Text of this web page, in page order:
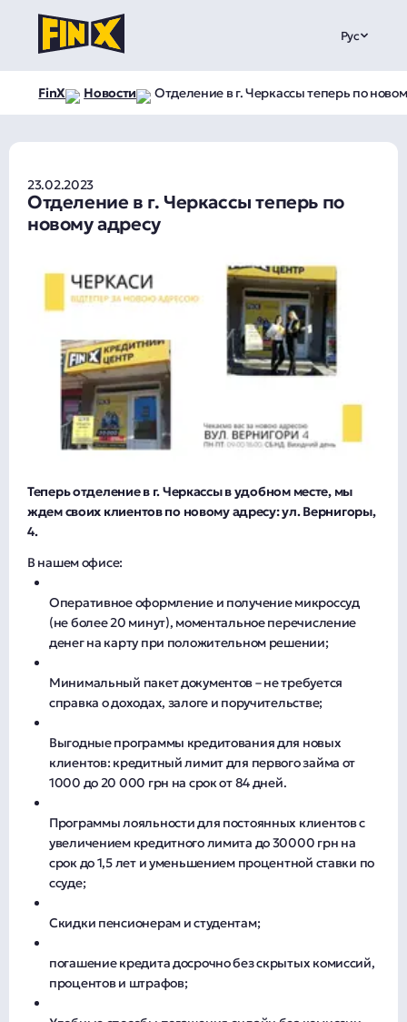
Рус
FinX Новости Отделение в г. Черкассы теперь по
23.02.2023
Отделение в г. Черкассы теперь по
новому адресу
Теперь отделение в г. Черкассы в удобном месте, мы
ждем своих клиентов по новому адресу: ул. Вернигоры,
4.
В нашем офисе:
Оперативное оформление и получение микроссуд
(не более 20 минут), моментальное перечисление
денег на карту при положительном решении;
Минимальный пакет документов – не требуется
справка о доходах, залоге и поручительстве;
Выгодные программы кредитования для новых
клиентов: кредитный лимит для первого займа от
1000 до 20 000 грн на срок от 84 дней.
Программы лояльности для постоянных клиентов с
увеличением кредитного лимита до 30000 грн на
срок до 1,5 лет и уменьшением процентной ставки по
ссуде;
Скидки пенсионерам и студентам;
погашение кредита досрочно без скрытых комиссий,
процентов и штрафов;